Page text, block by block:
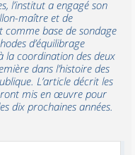
l’institut a engagé son
maître et de
comme base de sondage
d’équilibrage
la coordination des deux
dans l’histoire des
L’article décrit les
mis en œuvre pour
dix prochaines années.